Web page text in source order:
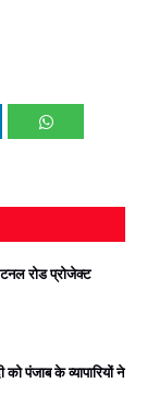
रोड प्रोजेक्‍ट
पंजाब के व्यापारियों ने